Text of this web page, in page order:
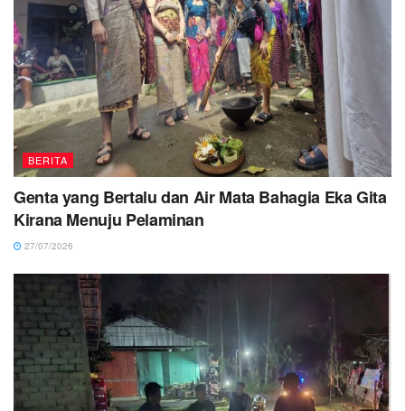
BERITA
Genta yang Bertalu dan Air Mata Bahagia Eka Gita
Kirana Menuju Pelaminan
27/07/2026